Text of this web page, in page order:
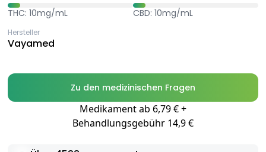
THC: 10mg/mL CBD: 10mg/mL
Hersteller
Vayamed
Zu den medizinischen Fragen
Medikament ab 6,79 € +
Behandlungsgebühr 14,9 €